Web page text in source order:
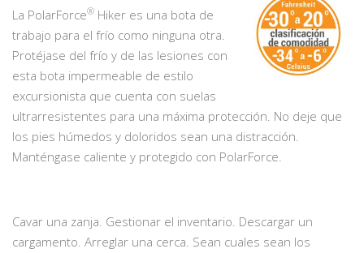
La PolarForce® Hiker es una bota de
trabajo para el frío como ninguna otra.
Protéjase del frío y de las lesiones con
esta bota impermeable de estilo
excursionista que cuenta con suelas
ultrarresistentes para una máxima protección. No deje que
los pies húmedos y doloridos sean una distracción.
Manténgase caliente y protegido con PolarForce.
Cavar una zanja. Gestionar el inventario. Descargar un
cargamento. Arreglar una cerca. Sean cuales sean los